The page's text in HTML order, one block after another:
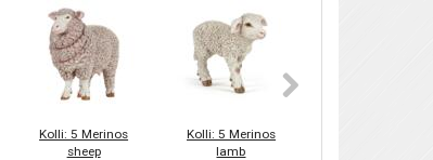
Kolli: 5 Merinos
sheep
Kolli: 5 Merinos
lamb